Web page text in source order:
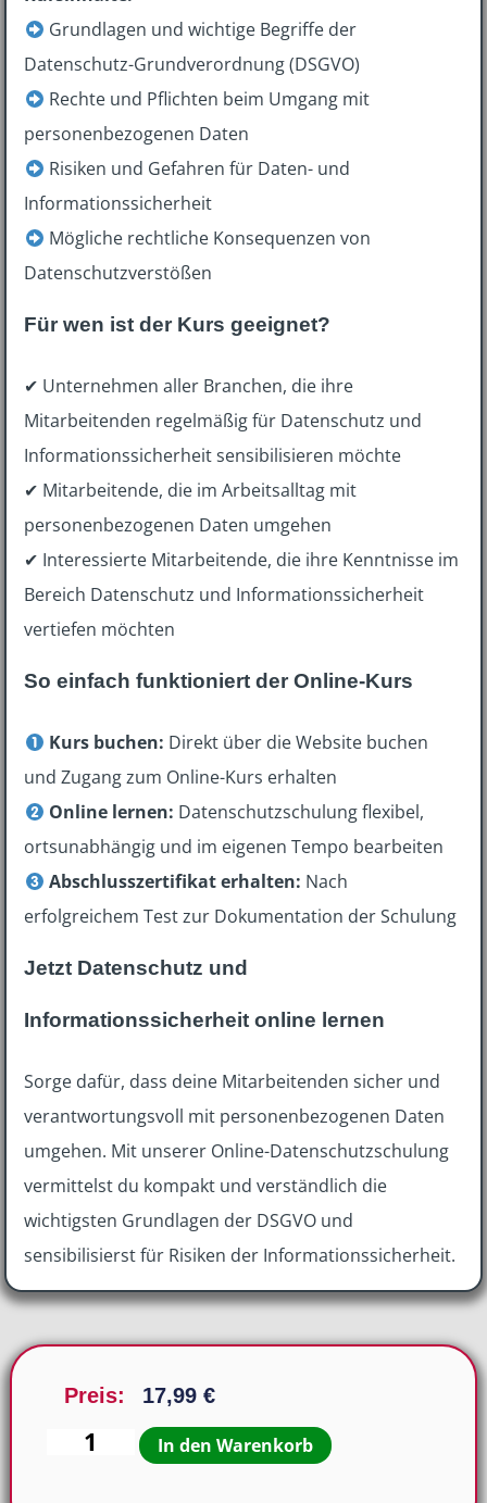
Grundlagen und wichtige Begriffe der
Datenschutz-Grundverordnung (DSGVO)
Rechte und Pflichten beim Umgang mit
personenbezogenen Daten
Risiken und Gefahren für Daten- und
Informationssicherheit
Mögliche rechtliche Konsequenzen von
Datenschutzverstößen
Für wen ist der Kurs geeignet?
✔ Unternehmen aller Branchen, die ihre
Mitarbeitenden regelmäßig für Datenschutz und
Informationssicherheit sensibilisieren möchte
✔ Mitarbeitende, die im Arbeitsalltag mit
personenbezogenen Daten umgehen
✔ Interessierte Mitarbeitende, die ihre Kenntnisse im
Bereich Datenschutz und Informationssicherheit
vertiefen möchten
So einfach funktioniert der Online-Kurs
Kurs buchen: Direkt über die Website buchen
und Zugang zum Online-Kurs erhalten
Online lernen: Datenschutzschulung flexibel,
ortsunabhängig und im eigenen Tempo bearbeiten
Abschlusszertifikat erhalten: Nach
erfolgreichem Test zur Dokumentation der Schulung
Jetzt Datenschutz und
Informationssicherheit online lernen
Sorge dafür, dass deine Mitarbeitenden sicher und
verantwortungsvoll mit personenbezogenen Daten
umgehen. Mit unserer Online-Datenschutzschulung
vermittelst du kompakt und verständlich die
wichtigsten Grundlagen der DSGVO und
sensibilisierst für Risiken der Informationssicherheit.
Preis: 17,99 €
In den Warenkorb